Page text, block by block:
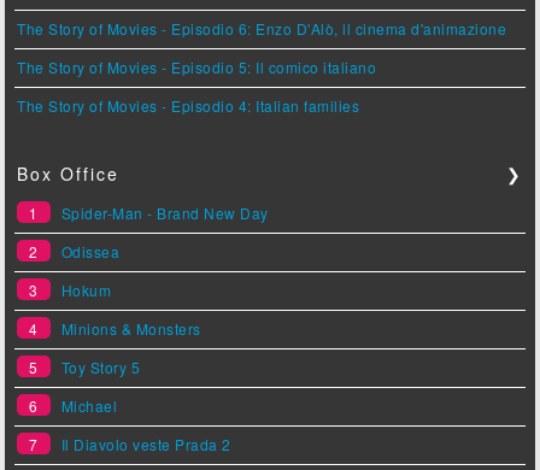
The Story of Movies - Episodio 6: Enzo D'Alò, il cinema d'animazione
The Story of Movies - Episodio 5: Il comico italiano
The Story of Movies - Episodio 4: Italian families
Box Office ❯
1
Spider-Man - Brand New Day
2
Odissea
3
Hokum
4
Minions & Monsters
5
Toy Story 5
6
Michael
7
Il Diavolo veste Prada 2